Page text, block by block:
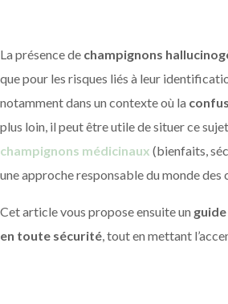
La présence de champignons
que pour les risques liés à leur
notamment dans un contexte où la
plus loin, il peut être utile de situer ce
champignons médicinaux (bienfaits,
une approche responsable du monde des
Cet article vous propose ensuite un
en toute sécurité, tout en mettant